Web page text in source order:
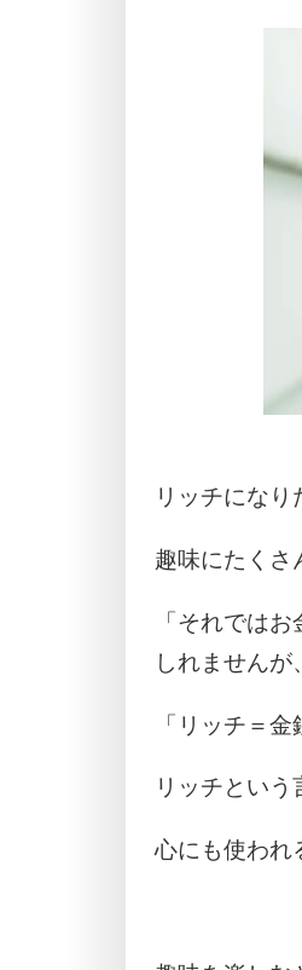
リッチになり
趣味にたくさ
「それでは
しれませんが
「リッチ＝
リッチという
心にも使われ